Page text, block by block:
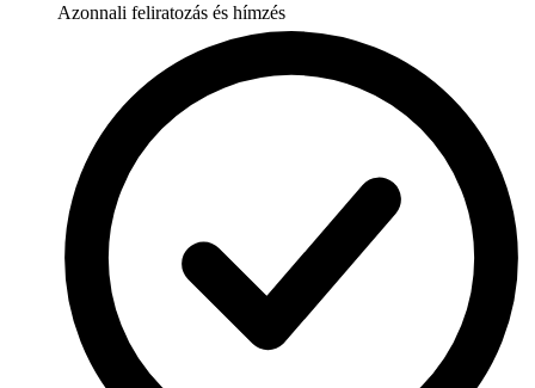
Azonnali feliratozás és hímzés